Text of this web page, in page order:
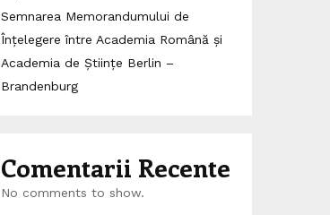
Semnarea Memorandumului de
Înțelegere între Academia Română și
Academia de Științe Berlin –
Brandenburg
Comentarii Recente
No comments to show.